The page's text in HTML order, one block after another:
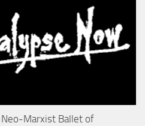
Neo-Marxist Ballet of